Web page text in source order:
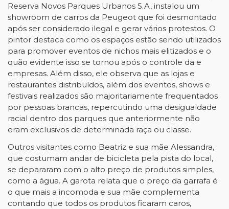
Reserva Novos Parques Urbanos S.A, instalou um
showroom de carros da Peugeot que foi desmontado
após ser considerado ilegal e gerar vários protestos. O
pintor destaca como os espaços estão sendo utilizados
para promover eventos de nichos mais elitizados e o
quão evidente isso se tornou após o controle da e
empresas. Além disso, ele observa que as lojas e
restaurantes distribuídos, além dos eventos, shows e
festivais realizados são majoritariamente frequentados
por pessoas brancas, repercutindo uma desigualdade
racial dentro dos parques que anteriormente não
eram exclusivos de determinada raça ou classe.
Outros visitantes como Beatriz e sua mãe Alessandra,
que costumam andar de bicicleta pela pista do local,
se depararam com o alto preço de produtos simples,
como a água. A garota relata que o preço da garrafa é
o que mais a incomoda e sua mãe complementa
contando que todos os produtos ficaram caros,